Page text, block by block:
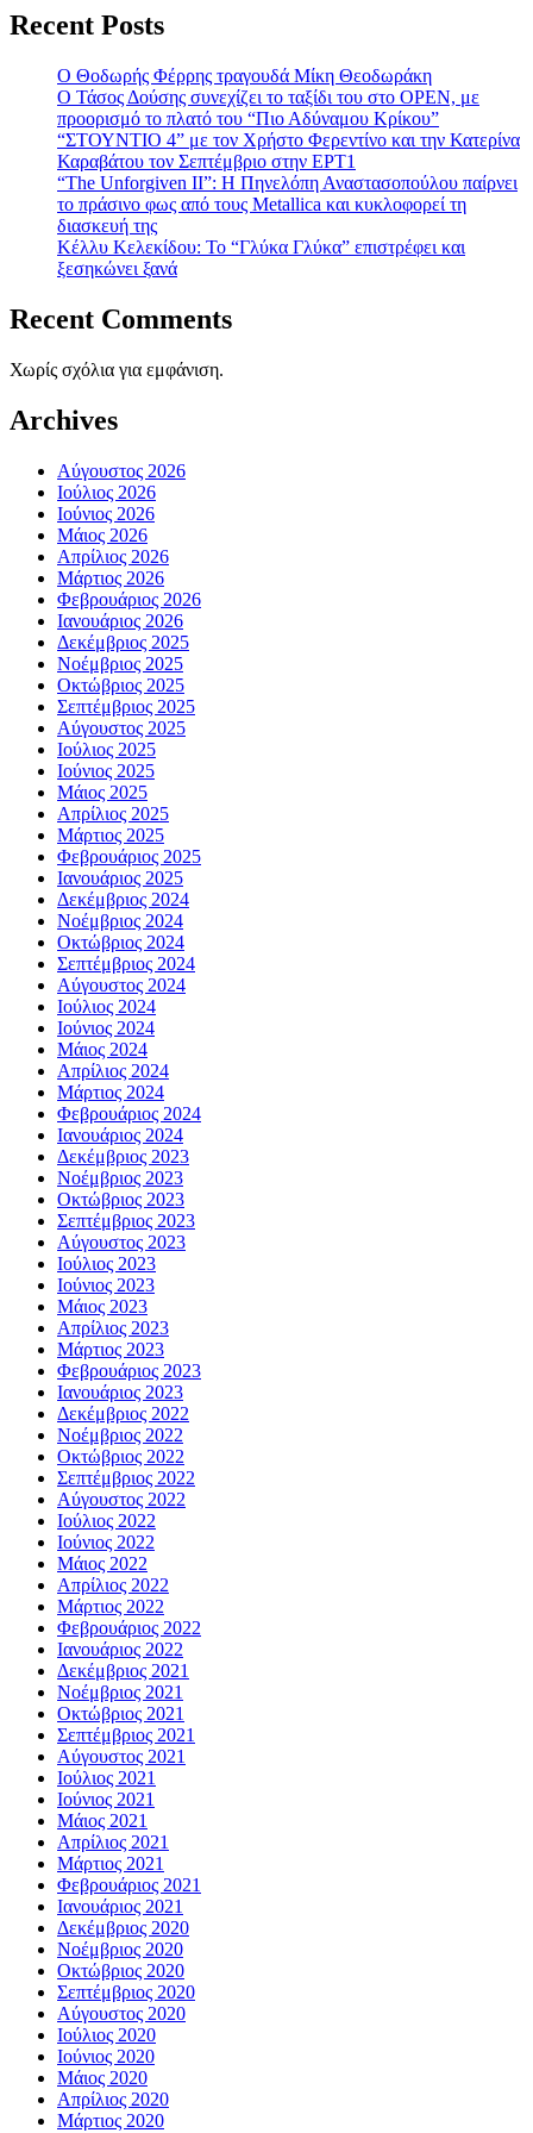
Recent Posts
Ο Θοδωρής Φέρρης τραγουδά Μίκη Θεοδωράκη
Ο Τάσος Δούσης συνεχίζει το ταξίδι του στο OPEN, με
προορισμό το πλατό του “Πιο Αδύναμου Κρίκου”
“ΣΤΟΥΝΤΙΟ 4” με τον Χρήστο Φερεντίνο και την Κατερίνα
Καραβάτου τον Σεπτέμβριο στην ΕΡΤ1
“The Unforgiven II”: Η Πηνελόπη Αναστασοπούλου παίρνει
το πράσινο φως από τους Metallica και κυκλοφορεί τη
διασκευή της
Κέλλυ Κελεκίδου: Το “Γλύκα Γλύκα” επιστρέφει και
ξεσηκώνει ξανά
Recent Comments
Χωρίς σχόλια για εμφάνιση.
Archives
Αύγουστος 2026
Ιούλιος 2026
Ιούνιος 2026
Μάιος 2026
Απρίλιος 2026
Μάρτιος 2026
Φεβρουάριος 2026
Ιανουάριος 2026
Δεκέμβριος 2025
Νοέμβριος 2025
Οκτώβριος 2025
Σεπτέμβριος 2025
Αύγουστος 2025
Ιούλιος 2025
Ιούνιος 2025
Μάιος 2025
Απρίλιος 2025
Μάρτιος 2025
Φεβρουάριος 2025
Ιανουάριος 2025
Δεκέμβριος 2024
Νοέμβριος 2024
Οκτώβριος 2024
Σεπτέμβριος 2024
Αύγουστος 2024
Ιούλιος 2024
Ιούνιος 2024
Μάιος 2024
Απρίλιος 2024
Μάρτιος 2024
Φεβρουάριος 2024
Ιανουάριος 2024
Δεκέμβριος 2023
Νοέμβριος 2023
Οκτώβριος 2023
Σεπτέμβριος 2023
Αύγουστος 2023
Ιούλιος 2023
Ιούνιος 2023
Μάιος 2023
Απρίλιος 2023
Μάρτιος 2023
Φεβρουάριος 2023
Ιανουάριος 2023
Δεκέμβριος 2022
Νοέμβριος 2022
Οκτώβριος 2022
Σεπτέμβριος 2022
Αύγουστος 2022
Ιούλιος 2022
Ιούνιος 2022
Μάιος 2022
Απρίλιος 2022
Μάρτιος 2022
Φεβρουάριος 2022
Ιανουάριος 2022
Δεκέμβριος 2021
Νοέμβριος 2021
Οκτώβριος 2021
Σεπτέμβριος 2021
Αύγουστος 2021
Ιούλιος 2021
Ιούνιος 2021
Μάιος 2021
Απρίλιος 2021
Μάρτιος 2021
Φεβρουάριος 2021
Ιανουάριος 2021
Δεκέμβριος 2020
Νοέμβριος 2020
Οκτώβριος 2020
Σεπτέμβριος 2020
Αύγουστος 2020
Ιούλιος 2020
Ιούνιος 2020
Μάιος 2020
Απρίλιος 2020
Μάρτιος 2020